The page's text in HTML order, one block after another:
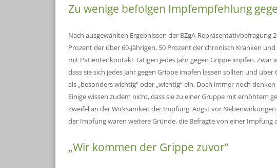
Zu wenige befolgen Impfempfehlung
Nach ausgewählten Ergebnissen der BZgA-Repräsentativbefragung
Prozent der über 60-Jährigen, 50 Prozent der chronisch Kranken
mit Patientenkontakt Tätigen jedes Jahr gegen Grippe impfen.
dass sie sich jedes Jahr gegen Grippe impfen lassen sollten und
als „besonders wichtig“ oder „wichtig“ ein. Doch immer noch
Einige wissen zudem nicht, dass sie zu einer Gruppe mit erhöhtem
Zweifel an der Wirksamkeit der Impfung. Angst vor
der Impfung waren weitere Gründe, die Befragte von einer Impfung
„Wir kommen der Grippe zuvor”